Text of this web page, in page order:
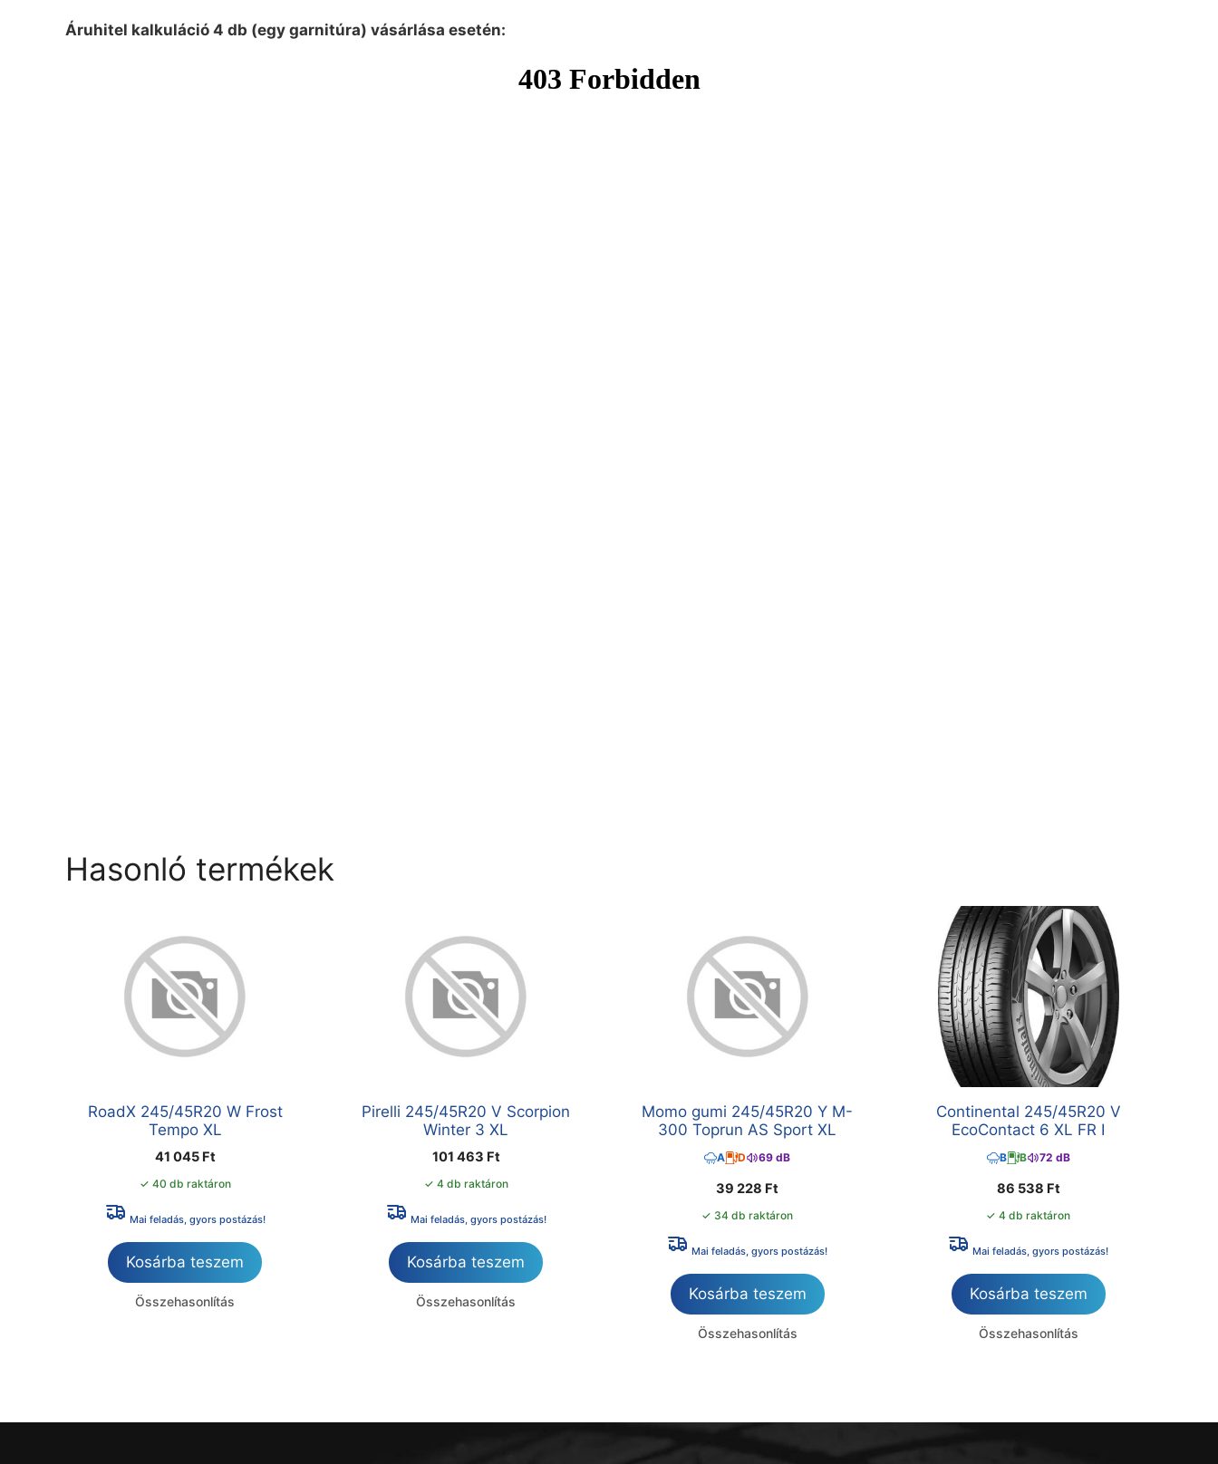
Áruhitel kalkuláció 4 db (egy garnitúra) vásárlása esetén:
Hasonló termékek
RoadX 245/45R20 W Frost
Tempo XL
41 045 Ft
✓ 40 db raktáron
Mai feladás, gyors postázás!
Kosárba teszem
Összehasonlítás
Pirelli 245/45R20 V Scorpion
Winter 3 XL
101 463 Ft
✓ 4 db raktáron
Mai feladás, gyors postázás!
Kosárba teszem
Összehasonlítás
Momo gumi 245/45R20 Y M-
300 Toprun AS Sport XL
A D 69 dB
39 228 Ft
✓ 34 db raktáron
Mai feladás, gyors postázás!
Kosárba teszem
Összehasonlítás
Continental 245/45R20 V
EcoContact 6 XL FR I
B B 72 dB
86 538 Ft
✓ 4 db raktáron
Mai feladás, gyors postázás!
Kosárba teszem
Összehasonlítás